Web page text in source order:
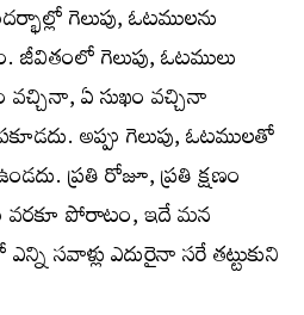
గెలుపు, ఓటములను
గెలుపు, ఓటములు
ఏ సుఖం వచ్చినా
అప్పు గెలుపు, ఓటములతో
ప్రతి రోజూ, ప్రతి క్షణం
పోరాటం, ఇదే మన
సవాళ్లు ఎదురైనా సరే తట్టుకుని